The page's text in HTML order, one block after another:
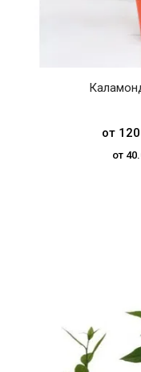
от
от